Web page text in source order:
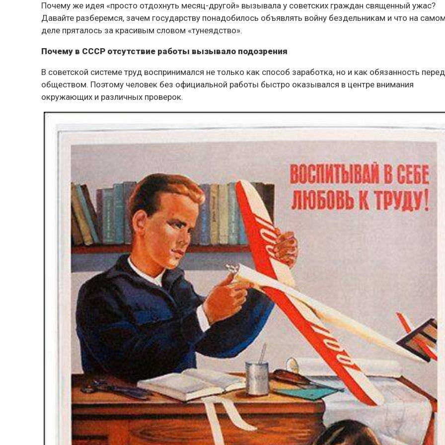
Почему же идея «просто отдохнуть месяц-другой» вызывала у советских граждан священный ужас?
Давайте разберемся, зачем государству понадобилось объявлять войну бездельникам и что на
деле пряталось за красивым словом «тунеядство».
Почему в СССР отсутствие работы вызывало подозрения
В советской системе труд воспринимался не только как способ заработка, но и как обязанность перед
обществом. Поэтому человек без официальной работы быстро оказывался в центре внимания
окружающих и различных проверок.